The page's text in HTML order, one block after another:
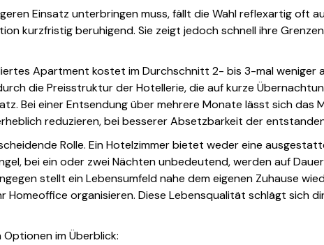
Einsatz unterbringen muss, fällt die Wahl reflexartig oft
kurzfristig beruhigend. Sie zeigt jedoch schnell ihre
Apartment kostet im Durchschnitt 2- bis 3-mal weniger
die Preisstruktur der Hotellerie, die auf kurze
Bei einer Entsendung über mehrere Monate lässt sich das
reduzieren, bei besserer Absetzbarkeit der
Rolle. Ein Hotelzimmer bietet weder eine
bei ein oder zwei Nächten unbedeutend, werden auf
stellt ein Lebensumfeld nahe dem eigenen Zuhause
Homeoffice organisieren. Diese Lebensqualität schlägt sich
im Überblick: